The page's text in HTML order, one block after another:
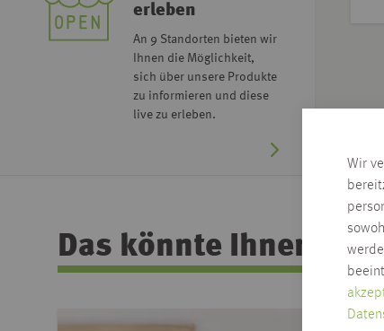
Wir
erleben
An 9 Standorten bieten wir
Ihnen die Möglichkeit,
sich über unsere Produkte
zu informieren und diese
live zu erleben.
Das könnte Ihnen